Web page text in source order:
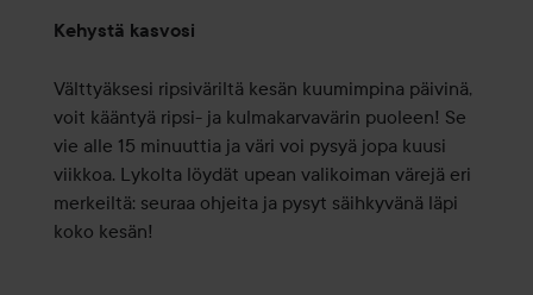
Kehystä kasvosi
Välttyäksesi ripsiväriltä kesän kuumimpina päivinä,
voit kääntyä ripsi- ja kulmakarvavärin puoleen! Se
vie alle 15 minuuttia ja väri voi pysyä jopa kuusi
viikkoa. Lykolta löydät upean valikoiman värejä eri
merkeiltä: seuraa ohjeita ja pysyt säihkyvänä läpi
koko kesän!